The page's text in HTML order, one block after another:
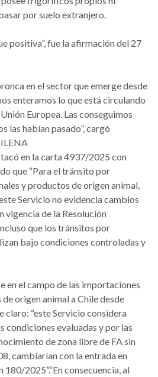
por suelo extranjero.
positiva”, fue la afirmación del 27
en el sector que emerge desde
enteramos lo que está circulando
Europea. Las conseguimos
las habían pasado”, cargó
en la carta 4937/2025 con
que “Para el tránsito por
y productos de origen animal,
Servicio no evidencia cambios
vigencia de la Resolución
que los tránsitos por
bajo condiciones controladas y
en el campo de las importaciones
origen animal a Chile desde
claro: “este Servicio considera
condiciones evaluadas y por las
de zona libre de FA sin
cambiarían con la entrada en
2025”.“En consecuencia, al